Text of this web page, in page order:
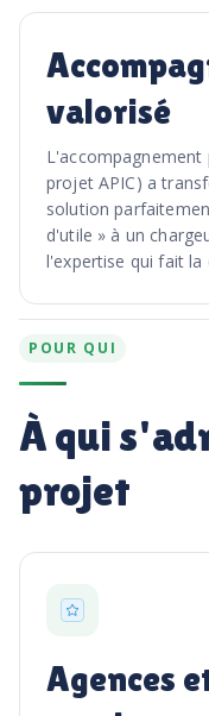
valorisé
L'accompagnement
projet APIC) a
solution
d'utile » à un
l'expertise qui fait la
POUR QUI
À qui
projet
Agences